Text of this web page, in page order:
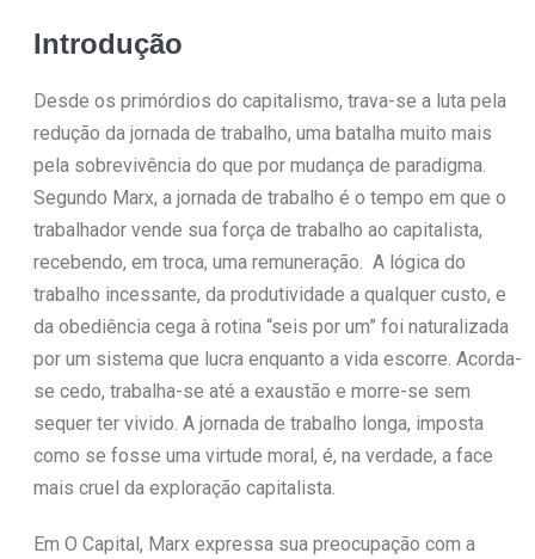
Introdução
Desde os primórdios do capitalismo, trava-se a luta pela
redução da jornada de trabalho, uma batalha muito mais
pela sobrevivência do que por mudança de paradigma.
Segundo Marx, a jornada de trabalho é o tempo em que o
trabalhador vende sua força de trabalho ao capitalista,
recebendo, em troca, uma remuneração. A lógica do
trabalho incessante, da produtividade a qualquer custo, e
da obediência cega à rotina “seis por um” foi naturalizada
por um sistema que lucra enquanto a vida escorre. Acorda-
se cedo, trabalha-se até a exaustão e morre-se sem
sequer ter vivido. A jornada de trabalho longa, imposta
como se fosse uma virtude moral, é, na verdade, a face
mais cruel da exploração capitalista.
Em O Capital, Marx expressa sua preocupação com a